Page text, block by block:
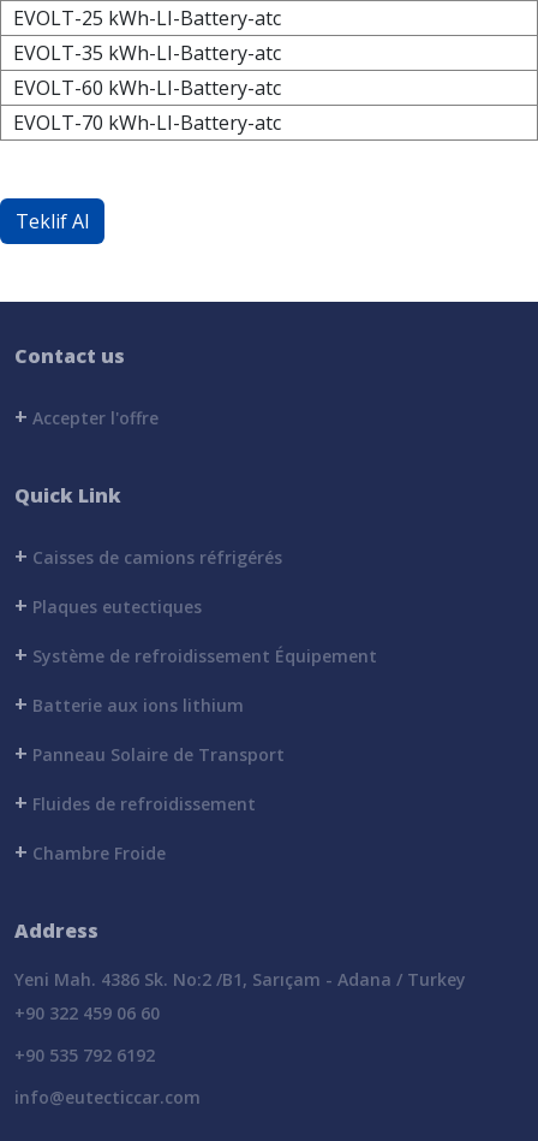
EVOLT-25 kWh-LI-Battery-atc
EVOLT-35 kWh-LI-Battery-atc
EVOLT-60 kWh-LI-Battery-atc
EVOLT-70 kWh-LI-Battery-atc
Teklif Al
Contact us
+ Accepter l'offre
Quick Link
+ Caisses de camions réfrigérés
+ Plaques eutectiques
+ Système de refroidissement Équipement
+ Batterie aux ions lithium
+ Panneau Solaire de Transport
+ Fluides de refroidissement
+ Chambre Froide
Address
Yeni Mah. 4386 Sk. No:2 /B1, Sarıçam - Adana / Turkey
+90 322 459 06 60
+90 535 792 6192
info@eutecticcar.com